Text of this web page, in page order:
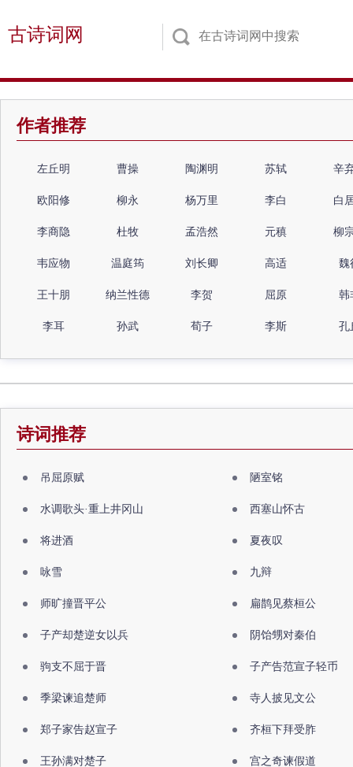
古诗词网
作者推荐
左丘明 曹操 陶渊明 苏轼 辛
欧阳修 柳永 杨万里 李白 白
李商隐 杜牧 孟浩然 元稹 柳
韦应物 温庭筠 刘长卿 高适 魏
王十朋 纳兰性德 李贺 屈原 韩
李耳 孙武 荀子 李斯 孔
诗词推荐
吊屈原赋 陋室铭
水调歌头·重上井冈山 西塞山怀古
将进酒 夏夜叹
咏雪 九辩
师旷撞晋平公 扁鹊见蔡桓公
子产却楚逆女以兵 阴饴甥对秦伯
驹支不屈于晋 子产告范宣子轻币
季梁谏追楚师 寺人披见文公
郑子家告赵宣子 齐桓下拜受胙
王孙满对楚子 宫之奇谏假道